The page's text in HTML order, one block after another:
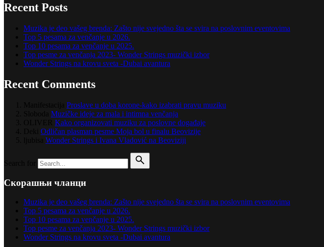
Recent Posts
Muzika je deo vašeg brenda: Zašto nije svejedno šta se svira na poslovnim eventovima
Top 5 pesama za venčanje u 2026.
Top 10 pesama za venčanje u 2025.
Top pesme za venčanja 2023- Wonder Strings muzički izbor
Wonder Strings na krovu sveta -Dubai avantura
Recent Comments
Proslave u doba korone-kako izabrati pravu muziku
Muzičke ideje za mala i intimna venčanja
Kako organizovati muziku za poslovne događaje
Odličan plasman pesme Moja bol u finalu Beovizije
Wonder Strings i Ivana Vladović na Beoviziji
Скорашњи чланци
Muzika je deo vašeg brenda: Zašto nije svejedno šta se svira na poslovnim eventovima
Top 5 pesama za venčanje u 2026.
Top 10 pesama za venčanje u 2025.
Top pesme za venčanja 2023- Wonder Strings muzički izbor
Wonder Strings na krovu sveta -Dubai avantura